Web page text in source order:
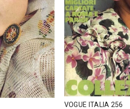
VOGUE ITALIA 256